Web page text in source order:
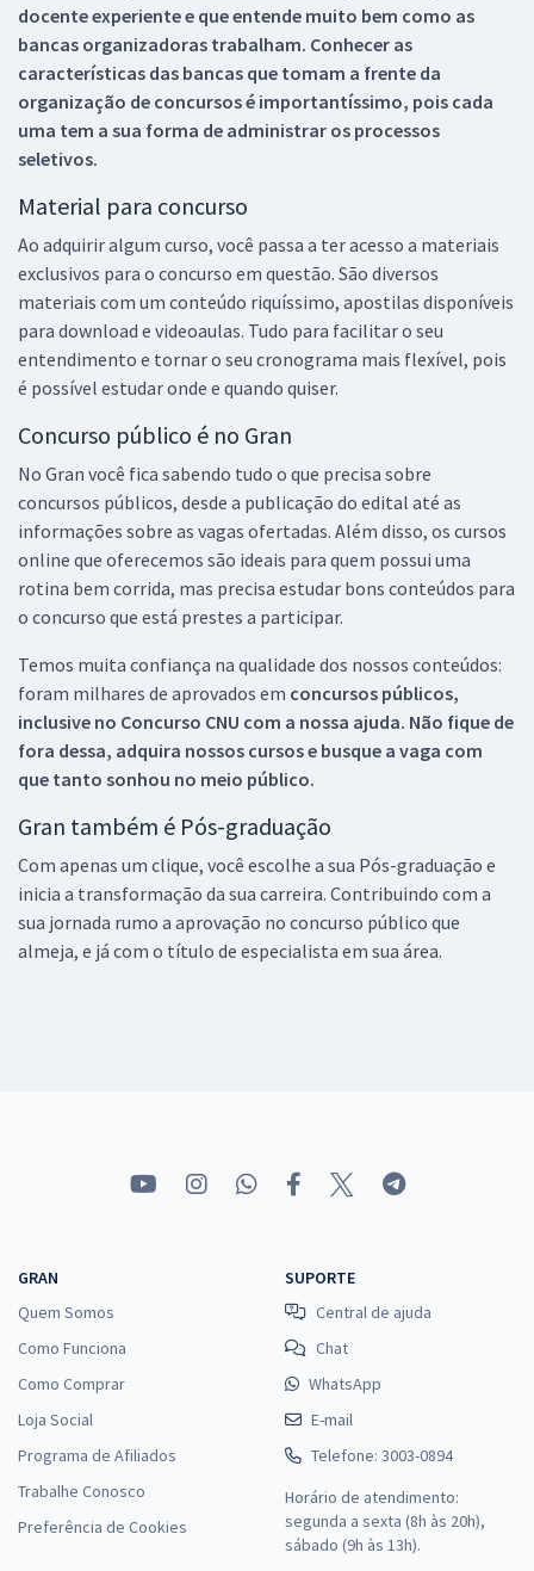
docente experiente e que entende muito bem como as
bancas organizadoras trabalham. Conhecer as
características das bancas que tomam a frente da
organização de concursos é importantíssimo, pois cada
uma tem a sua forma de administrar os processos
seletivos.
Material para concurso
Ao adquirir algum curso, você passa a ter acesso a materiais
exclusivos para o concurso em questão. São diversos
materiais com um conteúdo riquíssimo, apostilas disponíveis
para download e videoaulas. Tudo para facilitar o seu
entendimento e tornar o seu cronograma mais flexível, pois
é possível estudar onde e quando quiser.
Concurso público é no Gran
No Gran você fica sabendo tudo o que precisa sobre
concursos públicos, desde a publicação do edital até as
informações sobre as vagas ofertadas. Além disso, os cursos
online que oferecemos são ideais para quem possui uma
rotina bem corrida, mas precisa estudar bons conteúdos para
o concurso que está prestes a participar.
Temos muita confiança na qualidade dos nossos conteúdos:
foram milhares de aprovados em concursos públicos,
inclusive no Concurso CNU com a nossa ajuda. Não fique de
fora dessa, adquira nossos cursos e busque a vaga com
que tanto sonhou no meio público.
Gran também é Pós-graduação
Com apenas um clique, você escolhe a sua Pós-graduação e
inicia a transformação da sua carreira. Contribuindo com a
sua jornada rumo a aprovação no concurso público que
almeja, e já com o título de especialista em sua área.
GRAN
Quem Somos
Como Funciona
Como Comprar
Loja Social
Programa de Afiliados
Trabalhe Conosco
Preferência de Cookies
SUPORTE
Central de ajuda
Chat
WhatsApp
E-mail
Telefone: 3003-0894
Horário de atendimento:
segunda a sexta (8h às 20h),
sábado (9h às 13h).